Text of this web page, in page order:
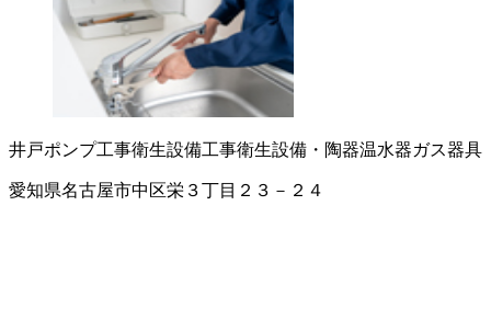
井戸ポンプ工事衛生設備工事衛生設備・陶器温水器ガス器具
愛知県名古屋市中区栄３丁目２３－２４